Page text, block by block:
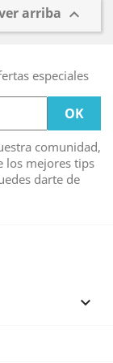
arriba 
especiales
comunidad,
los mejores tips
darte de
